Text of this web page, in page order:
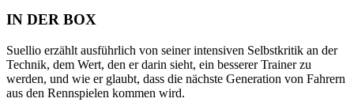
IN DER BOX
Suellio erzählt ausführlich von seiner intensiven Selbstkritik an der
Technik, dem Wert, den er darin sieht, ein besserer Trainer zu
werden, und wie er glaubt, dass die nächste Generation von Fahrern
aus den Rennspielen kommen wird.